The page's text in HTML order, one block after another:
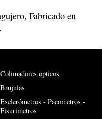
Fabricado en
Colimadores opticos
Brujulas
Esclerómetros - Pacometros -
Fisurimetros